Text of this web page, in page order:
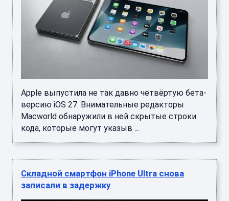
Apple выпустила не так давно четвёртую бета-
версию iOS 27. Внимательные редакторы
Macworld обнаружили в ней скрытые строки
кода, которые могут указыв ...
Складной смартфон iPhone Ultra снова
записали в задержку